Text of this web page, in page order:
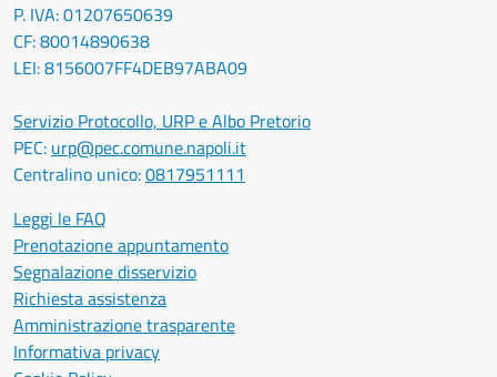
P. IVA: 01207650639
CF: 80014890638
LEI: 8156007FF4DEB97ABA09
Servizio Protocollo, URP e Albo Pretorio
PEC: urp@pec.comune.napoli.it
Centralino unico:0817951111
Leggi le FAQ
Prenotazione appuntamento
Segnalazione disservizio
Richiesta assistenza
Amministrazione trasparente
Informativa privacy